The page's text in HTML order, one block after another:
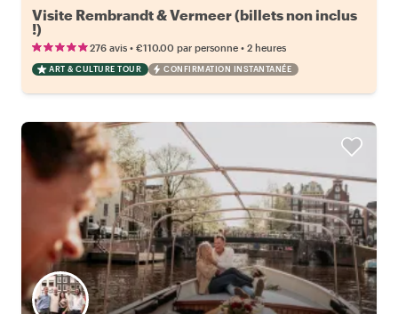
Visite Rembrandt & Vermeer (billets non inclus
!)
276 avis • €110.00 par personne • 2 heures
ART & CULTURE TOUR CONFIRMATION INSTANTANÉE